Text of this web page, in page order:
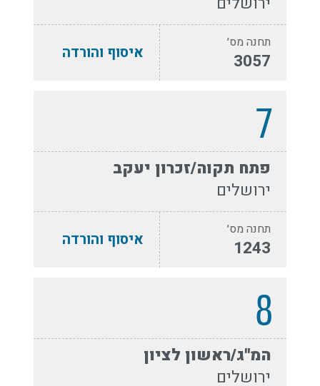
תחנה מס׳
3057 איסוף והורדה
7
פתח תקוה/זכרון יעקב
ירושלים
תחנה מס׳
1243 איסוף והורדה
8
המ''ג/ראשון לציון
ירושלים